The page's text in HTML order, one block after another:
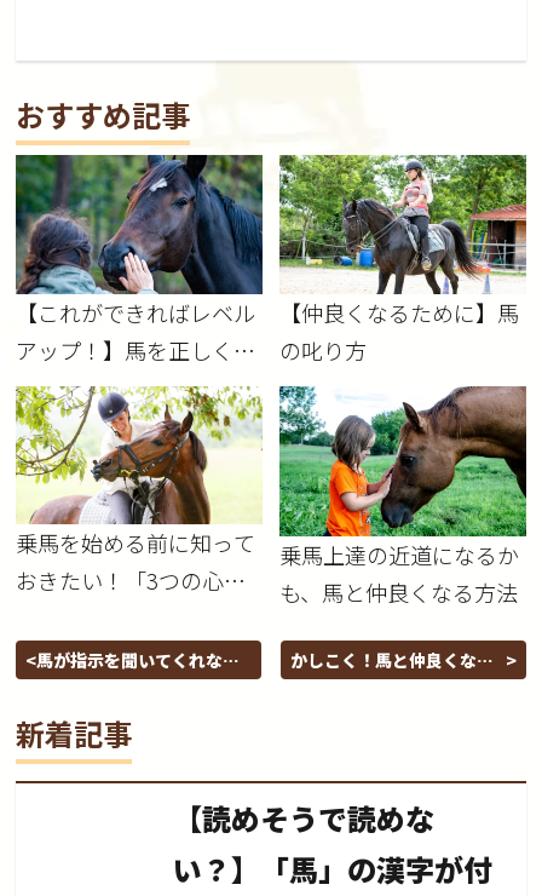
おすすめ記事
【これができればレベル
アップ！】馬を正しく褒
める方法
【仲良くなるために】馬
の叱り方
乗馬を始める前に知って
おきたい！「3つの心
方法」
乗馬上達の近道になるか
も、馬と仲良くなる方法
馬が指示を聞いてくれない
かしこく！馬と仲良くなろ
新着記事
【読めそうで読めな
い？】「馬」の漢字が付